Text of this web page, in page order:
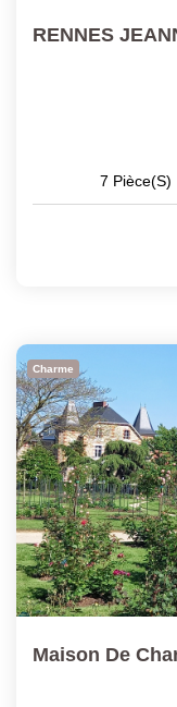
7 Pièce(s)
Charme